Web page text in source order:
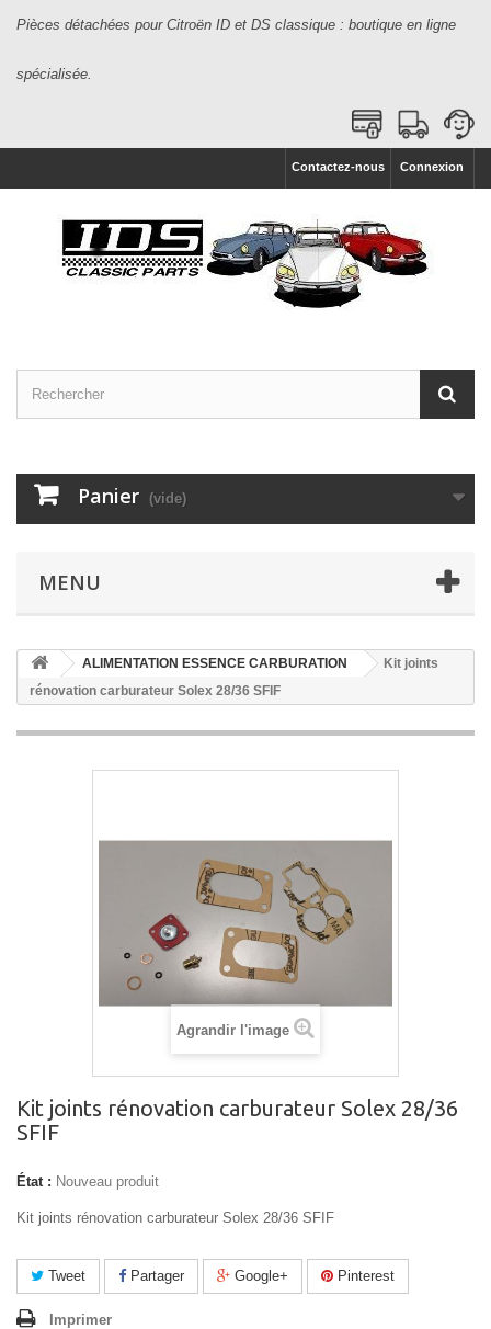
Pièces détachées pour Citroën ID et DS classique : boutique en ligne
spécialisée.
Connexion
Contactez-nous
Panier (vide)
MENU
ALIMENTATION ESSENCE CARBURATION
Kit joints
rénovation carburateur Solex 28/36 SFIF
Agrandir l'image
Kit joints rénovation carburateur Solex 28/36
SFIF
État : Nouveau produit
Kit joints rénovation carburateur Solex 28/36 SFIF
Tweet Partager Google+ Pinterest
Imprimer